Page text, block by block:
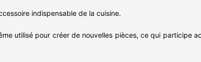
indispensable de la cuisine.
utilisé pour créer de nouvelles pièces, ce qui participe